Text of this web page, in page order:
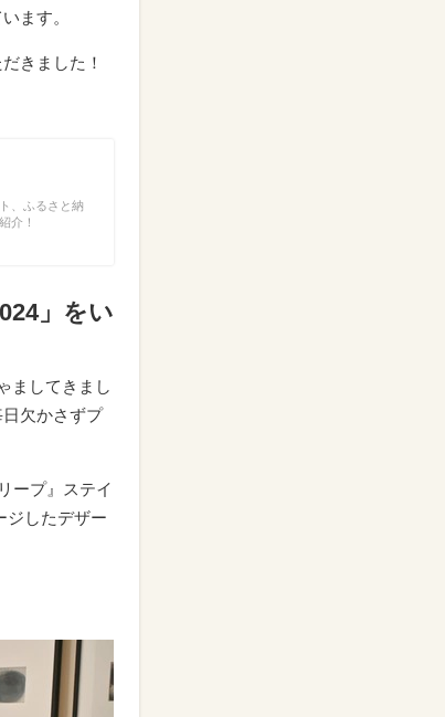
ます。
きました！
、ふるさと納
介！
」をい
ましてきまし
欠かさずプ
ープ』ステイ
ジしたデザー